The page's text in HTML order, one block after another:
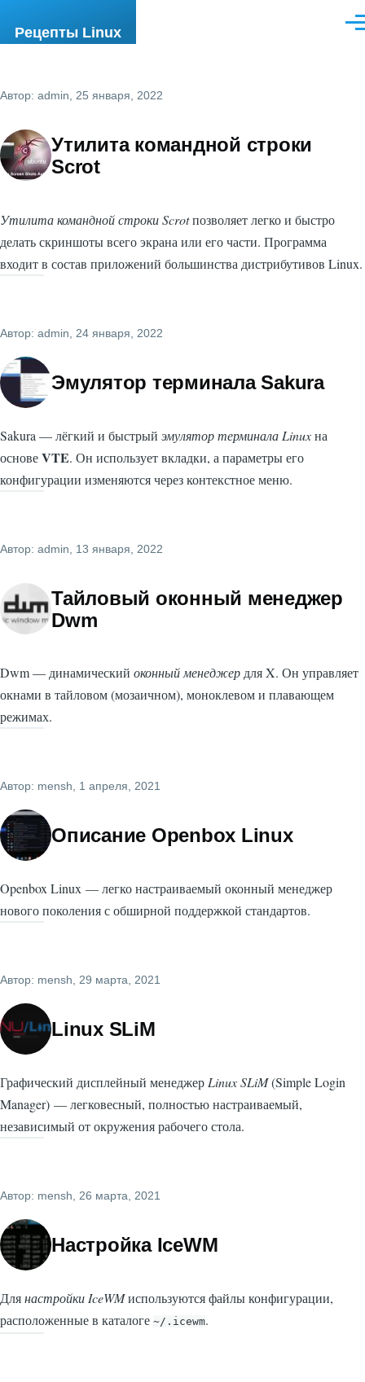
Рецепты Linux
Автор: admin , 25 января, 2022
Утилита командной строки
Scrot
Утилита командной строки Scrotпозволяет легко и быстро
делать скриншоты всего экрана или его части. Программа
входит в состав приложений большинства дистрибутивов Linux.
Автор: admin , 24 января, 2022
Эмулятор терминала Sakura
Sakura — лёгкий и быстрый эмулятор терминала Linuxна
основеVTE. Он использует вкладки, а параметры его
конфигурации изменяются через контекстное меню.
Автор: admin , 13 января, 2022
Тайловый оконный менеджер
Dwm
Dwm — динамический оконный менеджердля X. Он управляет
окнами в тайловом (мозаичном), моноклевом и плавающем
режимах.
Автор: mensh, 1 апреля, 2021
Описание Openbox Linux
Openbox Linux — легко настраиваемый оконный менеджер
нового поколения с обширной поддержкой стандартов.
Автор: mensh, 29 марта, 2021
Linux SLiM
Графический дисплейный менеджер Linux SLiM(Simple Login
Manager) — легковесный, полностью настраиваемый,
независимый от окружения рабочего стола.
Автор: mensh , 26 марта, 2021
Настройка IceWM
Длянастройки IceWMиспользуются файлы конфигурации,
расположенные в каталоге ~/.icewm.